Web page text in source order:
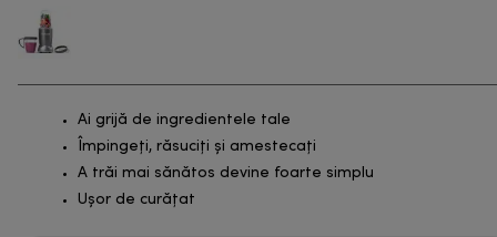
Ai grijă de ingredientele tale
Împingeți, răsuciți și amestecați
A trăi mai sănătos devine foarte simplu
Ușor de curățat